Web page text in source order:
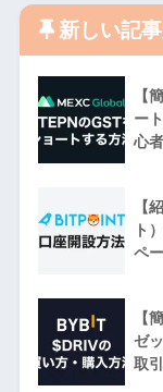
新しい記
【
ー
心
【
ト
ペ
【
ゼ
取